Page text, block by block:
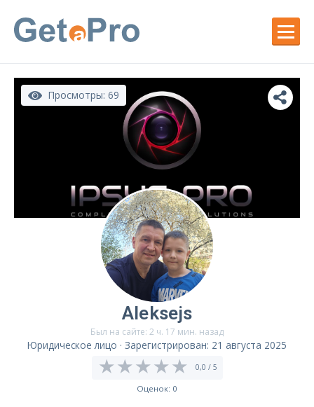
Просмотры: 69
Aleksejs
Был на сайте: 2 ч. 17 мин. назад
Юридическое лицо · Зарегистрирован: 21 августа 2025
0,0 / 5
Оценок: 0